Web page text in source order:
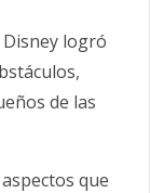
logró
de las
que